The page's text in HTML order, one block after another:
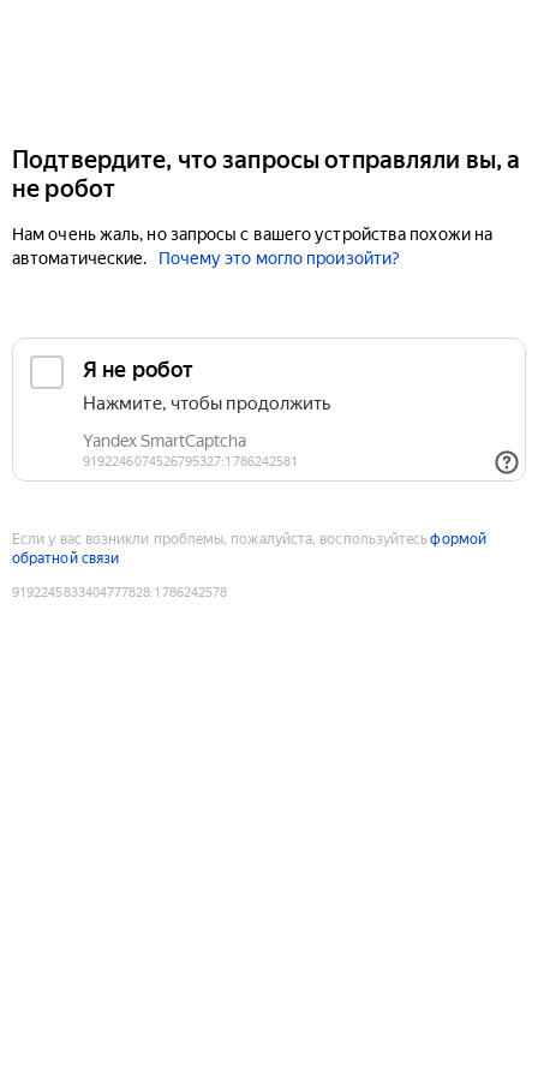
Подтвердите, что запросы отправляли вы, а
не робот
Нам очень жаль, но запросы с вашего устройства похожи на
автоматические.
Почему это могло произойти?
Если у вас возникли проблемы, пожалуйста, воспользуйтесьформой
обратной связи
9192245833404777828:1786242578